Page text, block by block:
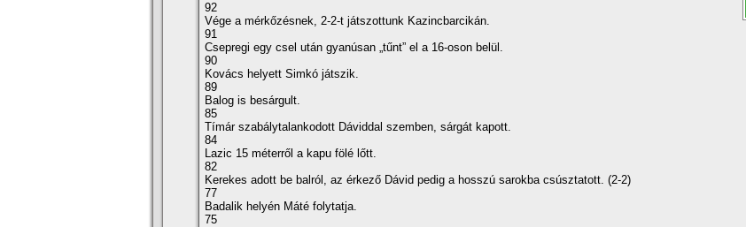
92
Vége a mérkőzésnek, 2-2-t játszottunk Kazincbarcikán.
91
Csepregi egy csel után gyanúsan „tűnt” el a 16-oson belül.
90
Kovács helyett Simkó játszik.
89
Balog is besárgult.
85
Tí­már szabálytalankodott Dáviddal szemben, sárgát kapott.
84
Lazic 15 méterről a kapu fölé lőtt.
82
Kerekes adott be balról, az érkező Dávid pedig a hosszú sarokba csúsztatott. (2-2)
77
Badalik helyén Máté folytatja.
75